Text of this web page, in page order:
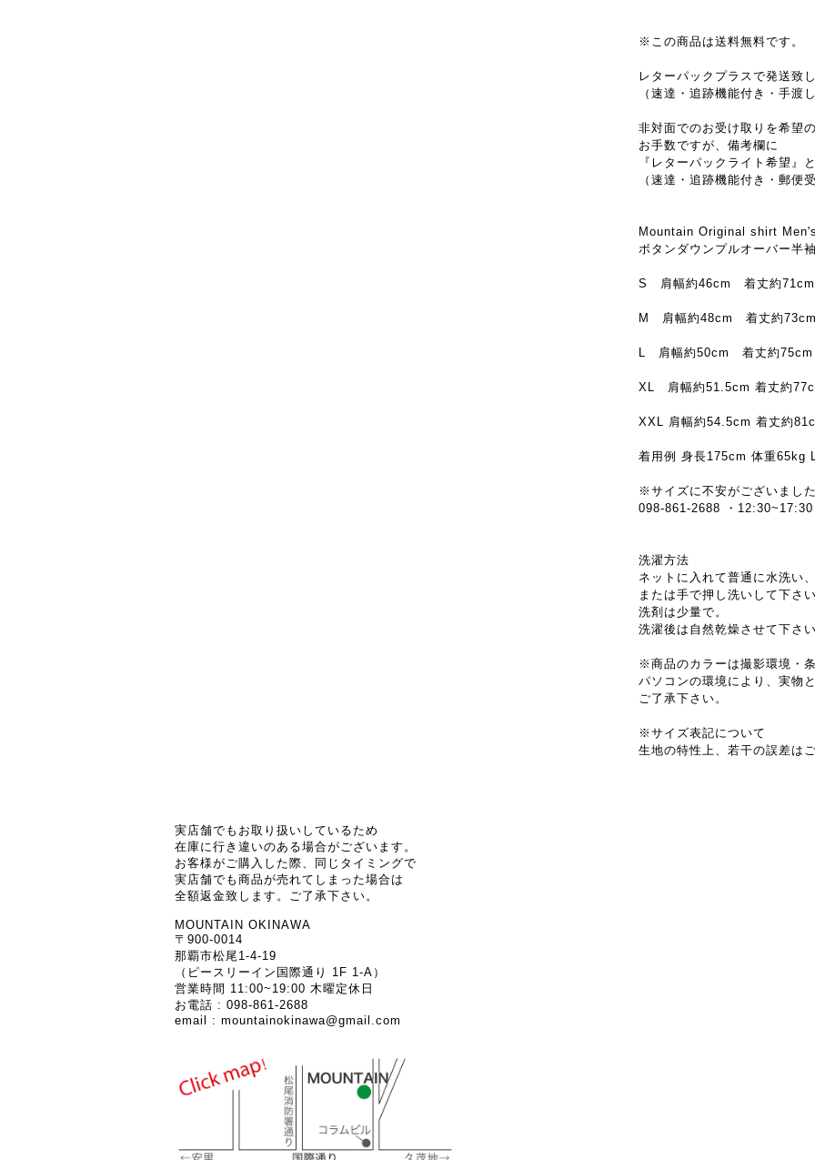
※この商品は送料無料です。
レターパックプラスで発送致し
（速達・追跡機能付き・手渡
非対面でのお受け取りを希望
お手数ですが、備考欄に
『レターパックライト希望』
（速達・追跡機能付き・郵便
Mountain Original shirt Men's
ボタンダウンプルオーバー半
S 肩幅約46cm 着丈約
M 肩幅約48cm 着丈約
L 肩幅約50cm 着丈約
XL 肩幅約51.5cm 着丈約
XXL 肩幅約54.5cm 着丈約
着用例 身長175cm 体重65kg
※サイズに不安がございまし
098-861-2688 ・12:30~17:30
洗濯方法
ネットに入れて普通に水洗い、
または手で押し洗いして下さい
洗剤は少量で。
洗濯後は自然乾燥させて下さい
※商品のカラーは撮影環境・
パソコンの環境により、実物
ご了承下さい。
※サイズ表記について
生地の特性上、若干の誤差は
実店舗でもお取り扱いしているため
在庫に行き違いのある場合がございます。
お客様がご購入した際、同じタイミングで
実店舗でも商品が売れてしまった場合は
全額返金致します。ご了承下さい。
MOUNTAIN OKINAWA
〒900-0014
那覇市松尾1-4-19
（ピースリーイン国際通り 1F 1-A）
営業時間 11:00~19:00 木曜定休日
お電話 : 098-861-2688
email : mountainokinawa@gmail.com